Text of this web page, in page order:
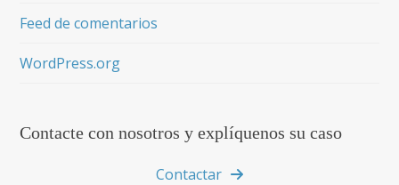
Feed de comentarios
WordPress.org
Contacte con nosotros y explíquenos su caso
Contactar